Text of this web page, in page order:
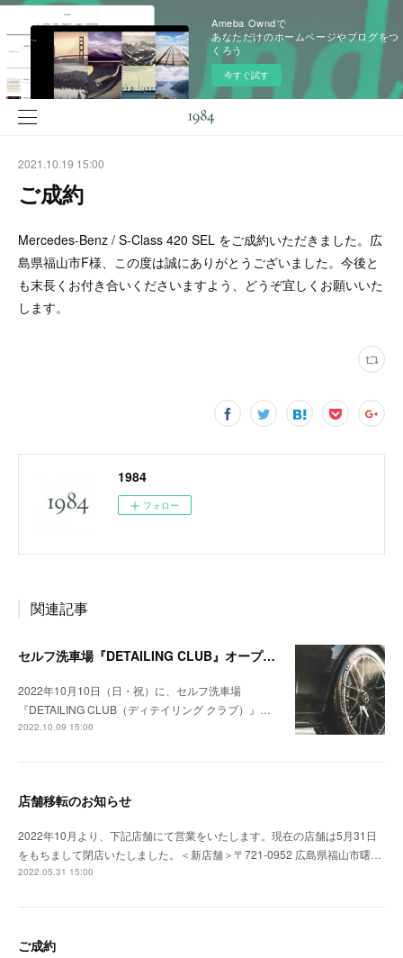
Ameba Owndで
あなただけのホームページやブログをつ
くろう
今すぐ試す
2021.10.19 15:00
ご成約
Mercedes-Benz / S-Class 420 SEL をご成約いただきました。広
島県福山市F様、この度は誠にありがとうございました。今後と
も末長くお付き合いくださいますよう、どうぞ宜しくお願いいた
します。
1984
フォロー
関連記事
セルフ洗車場『DETAILING CLUB』オープン！
2022年10月10日（日・祝）に、セルフ洗車場
『DETAILING CLUB（ディテイリング クラブ）』…
2022.10.09 15:00
店舗移転のお知らせ
2022年10月より、下記店舗にて営業をいたします。現在の店舗は5月31日
をもちまして閉店いたしました。＜新店舗＞〒721-0952 広島県福山市曙…
2022.05.31 15:00
ご成約